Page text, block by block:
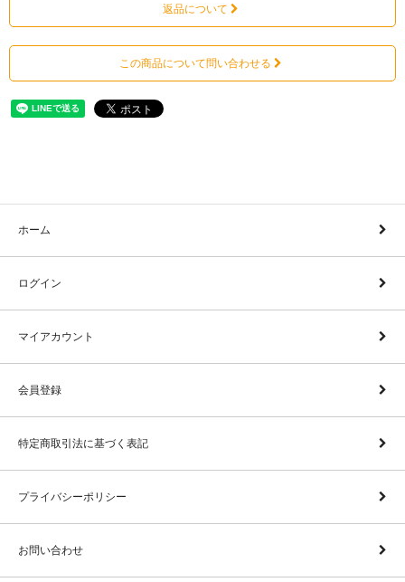
返品について
この商品について問い合わせる
ホーム
ログイン
マイアカウント
会員登録
特定商取引法に基づく表記
プライバシーポリシー
お問い合わせ